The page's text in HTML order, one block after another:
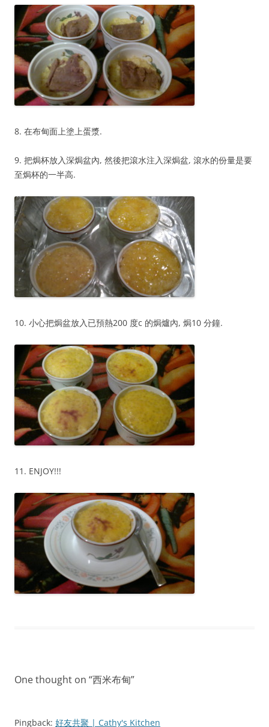
8. 在布甸面上塗上蛋漿.
9. 把焗杯放入深焗盆內, 然後把滾水注入深焗盆, 滾水的份量是要
至焗杯的一半高.
10. 小心把焗盆放入已預熱200 度c 的焗爐內, 焗10 分鐘.
11. ENJOY!!!
One thought on “西米布甸”
Pingback: 好友共聚 | Cathy's Kitchen